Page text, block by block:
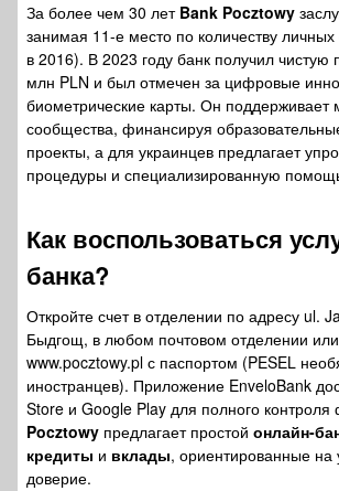
За более чем 30 лет Bank Pocztowy
занимая 11-е место по количеству личных
в 2016). В 2023 году банк получил чистую
млн PLN и был отмечен за цифровые
биометрические карты. Он поддерживает
сообщества, финансируя
проекты, а для украинцев предлагает
процедуры и специализированную
Как воспользоваться
банка?
Откройте счет в отделении по адресу ul.
Быдгощ, в любом почтовом отделении
www.pocztowy.pl с паспортом (PESEL
иностранцев). Приложение EnveloBank
Store и Google Play для полного контроля
Pocztowy предлагает простой онлайн-
кредиты и вклады, ориентированные на
доверие.